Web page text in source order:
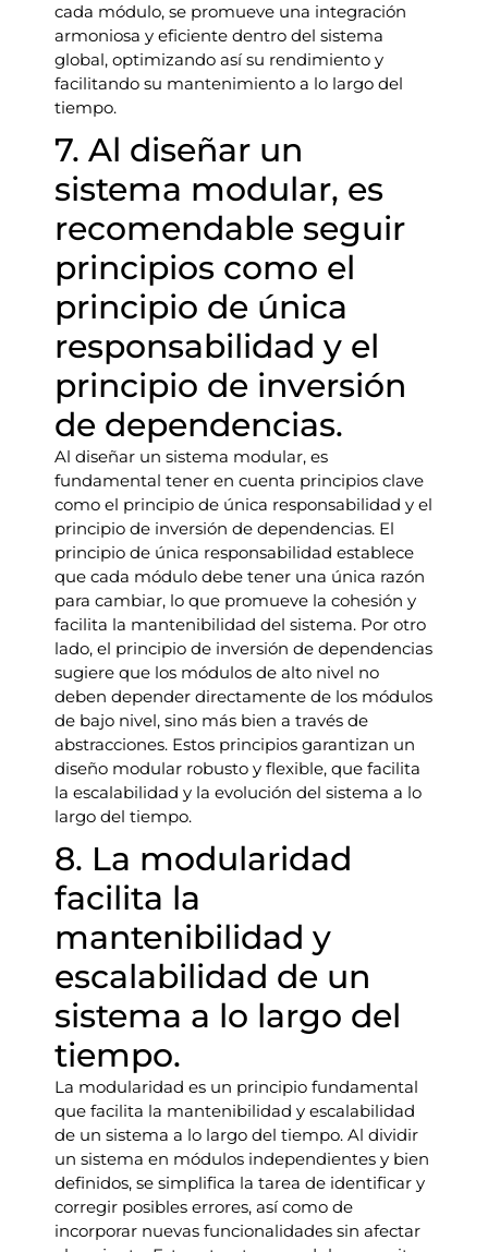
cada módulo, se promueve una integración
armoniosa y eficiente dentro del sistema
global, optimizando así su rendimiento y
facilitando su mantenimiento a lo largo del
tiempo.
7. Al diseñar un
sistema modular, es
recomendable seguir
principios como el
principio de única
responsabilidad y el
principio de inversión
de dependencias.
Al diseñar un sistema modular, es
fundamental tener en cuenta principios clave
como el principio de única responsabilidad y el
principio de inversión de dependencias. El
principio de única responsabilidad establece
que cada módulo debe tener una única razón
para cambiar, lo que promueve la cohesión y
facilita la mantenibilidad del sistema. Por otro
lado, el principio de inversión de dependencias
sugiere que los módulos de alto nivel no
deben depender directamente de los módulos
de bajo nivel, sino más bien a través de
abstracciones. Estos principios garantizan un
diseño modular robusto y flexible, que facilita
la escalabilidad y la evolución del sistema a lo
largo del tiempo.
8. La modularidad
facilita la
mantenibilidad y
escalabilidad de un
sistema a lo largo del
tiempo.
La modularidad es un principio fundamental
que facilita la mantenibilidad y escalabilidad
de un sistema a lo largo del tiempo. Al dividir
un sistema en módulos independientes y bien
definidos, se simplifica la tarea de identificar y
corregir posibles errores, así como de
incorporar nuevas funcionalidades sin afectar